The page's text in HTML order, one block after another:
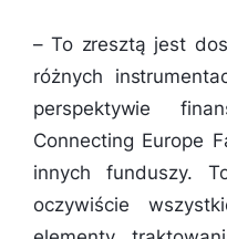
–To zresztą jest
różnych
perspektywie
Connecting Europe
innych funduszy.
oczywiście